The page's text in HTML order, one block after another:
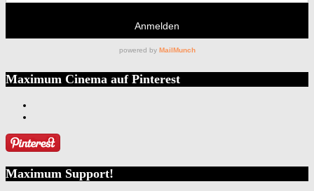
Maximum Cinema auf Pinterest
Maximum Support!